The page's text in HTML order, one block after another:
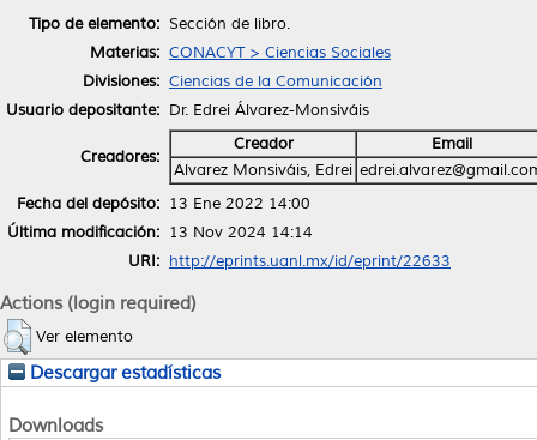
Tipo de elemento: Sección de libro.
Materias: CONACYT > Ciencias Sociales
Divisiones: Ciencias de la Comunicación
Usuario depositante: Dr. Edrei Álvarez-Monsiváis
Creadores:
Creador
Email
Alvarez Monsiváis, Edrei
Fecha del depósito: 13 Ene 2022 14:00
Última modificación: 13 Nov 2024 14:14
URI: http://eprints.uanl.mx/id/eprint/22633
Actions (login required)
Ver elemento
Descargar estadísticas
Downloads